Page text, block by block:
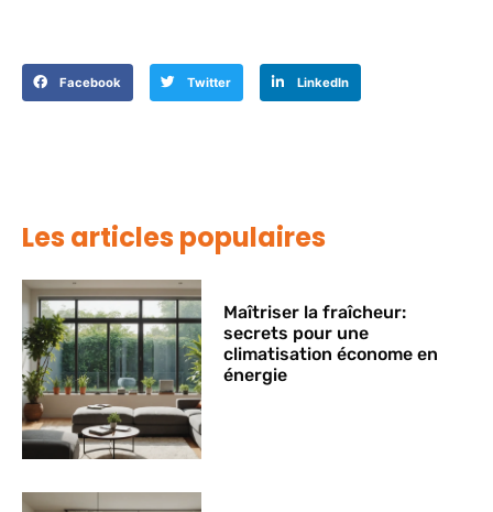
Facebook Twitter LinkedIn
Les articles populaires
Maîtriser la fraîcheur:
secrets pour une
climatisation économe en
énergie